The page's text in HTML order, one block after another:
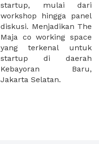
Jakarta Selatan.